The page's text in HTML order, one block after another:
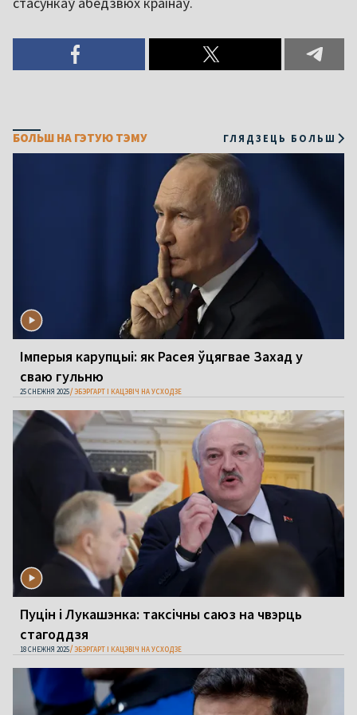
БОЛЬШ НА ГЭТУЮ ТЭМУ ГЛЯДЗЕЦЬ БОЛЬШ
Імперыя карупцыі: як Расея ўцягвае Захад у
сваю гульню
25 СНЕЖНЯ 2025 ЭБЭРГАРТ І КАЦЭВІЧ НА УСХОДЗЕ
Пуцін і Лукашэнка: таксічны саюз на чвэрць
стагоддзя
18 СНЕЖНЯ 2025 ЭБЭРГАРТ І КАЦЭВІЧ НА УСХОДЗЕ